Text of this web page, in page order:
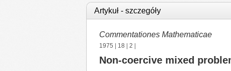
Artykuł - szczegóły
Commentationes Mathematicae
1975 18 2
Non-coercive mixed